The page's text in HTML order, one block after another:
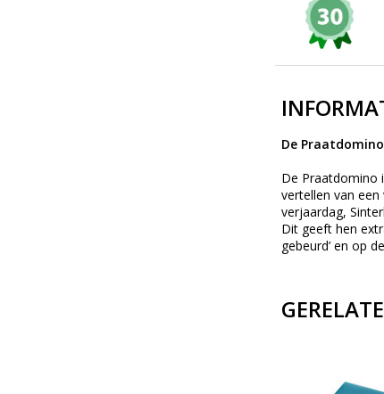
De
De Praatdomino
vertellen van
verjaardag,
Dit geeft hen
gebeurd’ en op